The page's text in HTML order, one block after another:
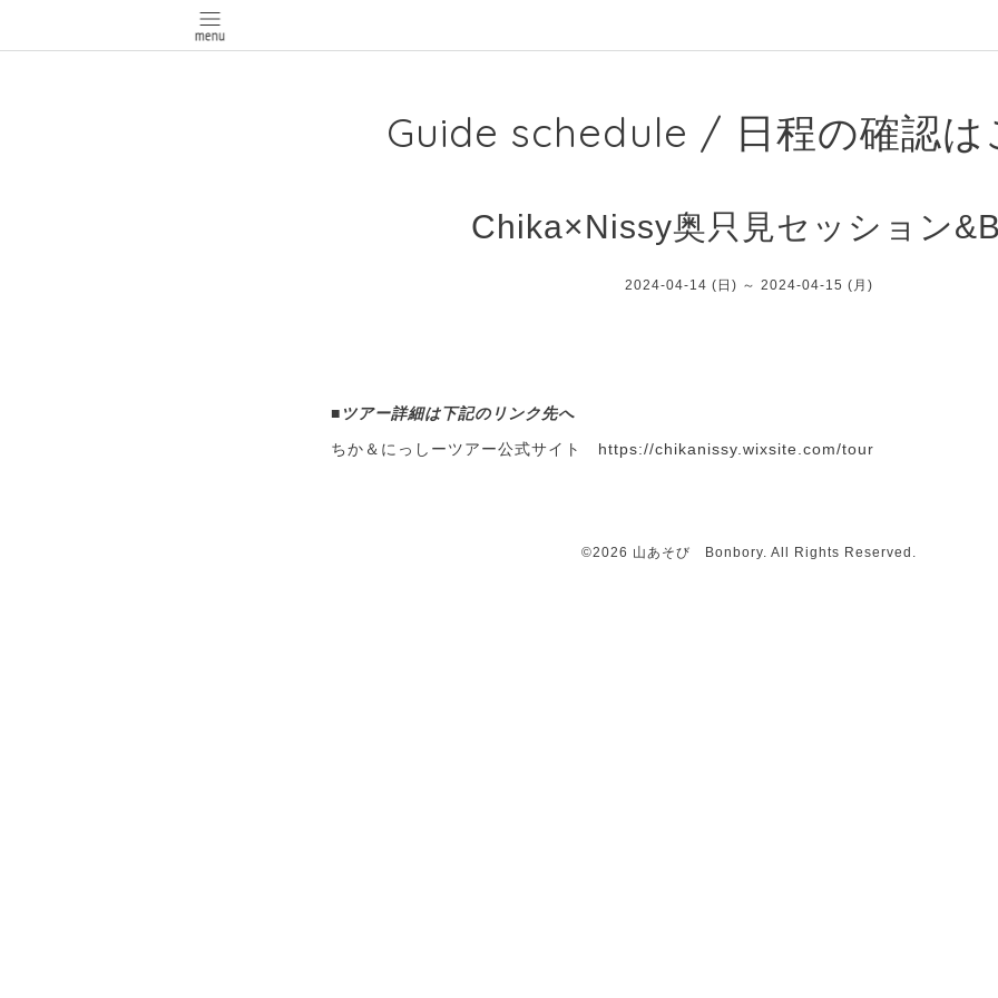
Guide schedule / 日程の確認は
Chika×Nissy奥只見セッション
2024-04-14 (日) ～ 2024-04-15 (月)
■ツアー詳細は下記のリンク先へ
ちか＆にっしーツアー公式サイト https://chikanissy.wixsite.com/tour
©2026 山あそび Bonbory. All Rights Reserved.